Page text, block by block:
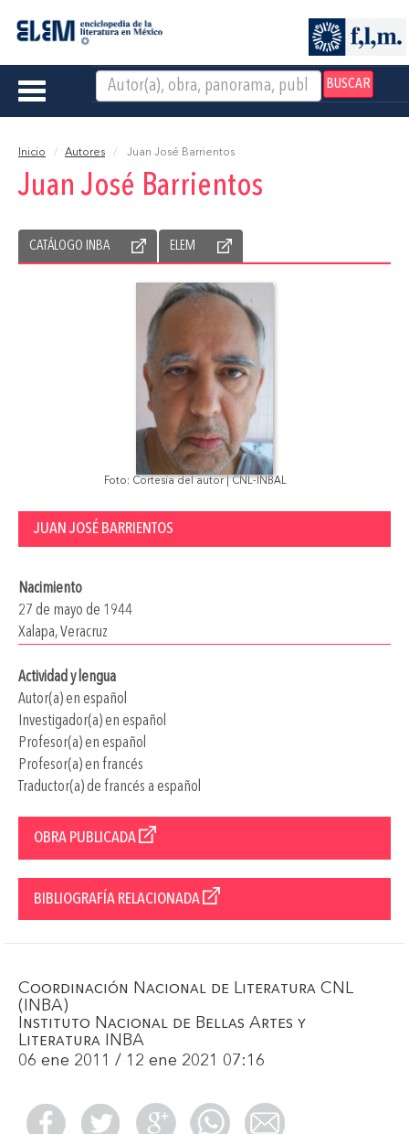
BUSCAR
Toggle
Inicio Autores Juan José Barrientos
Juan José Barrientos
CATÁLOGO INBA ELEM
Foto: Cortesía del autor | CNL-INBAL
JUAN JOSÉ BARRIENTOS
Nacimiento
27 de mayo de 1944
Xalapa, Veracruz
Actividad y lengua
Autor(a) en español
Investigador(a) en español
Profesor(a) en español
Profesor(a) en francés
Traductor(a) de francés a español
OBRA PUBLICADA
BIBLIOGRAFÍA RELACIONADA
Coordinación Nacional de Literatura CNL
(INBA)
Instituto Nacional de Bellas Artes y
Literatura INBA
06 ene 2011 / 12 ene 2021 07:16